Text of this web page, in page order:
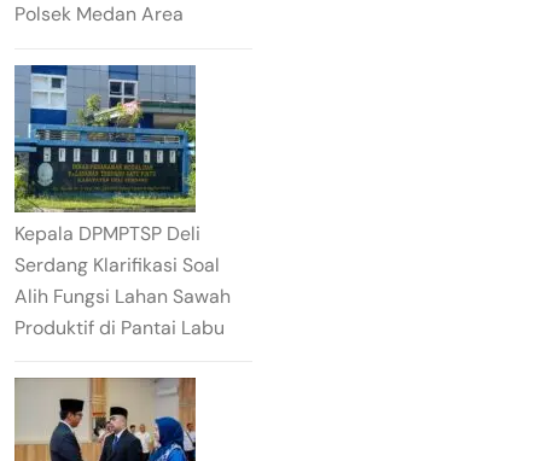
Polsek Medan Area
Kepala DPMPTSP Deli
Serdang Klarifikasi Soal
Alih Fungsi Lahan Sawah
Produktif di Pantai Labu